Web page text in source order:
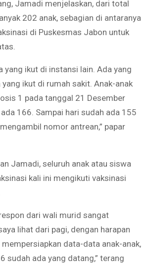
Jamadi menjelaskan, dari total
202 anak, sebagian di antaranya
di Puskesmas Jabon untuk
yang ikut di instansi lain. Ada yang
ikut di rumah sakit. Anak-anak
1 pada tanggal 21 Desember
166. Sampai hari sudah ada 155
nomor antrean,” papar
Jamadi, seluruh anak atau siswa
kali ini mengikuti vaksinasi
dari wali murid sangat
lihat dari pagi, dengan harapan
data-data anak-anak,
sudah ada yang datang,” terang